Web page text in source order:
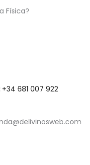
Física?
+34 681 007 922